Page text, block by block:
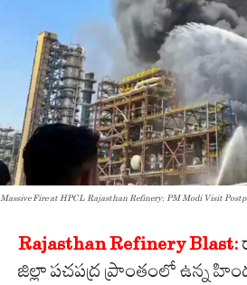
Massive Fire at HPCL Rajasthan Refinery; PM Modi Visit
Rajasthan Refinery Blast:
జిల్లా పచపద్ర ప్రాంతంలో ఉన్న